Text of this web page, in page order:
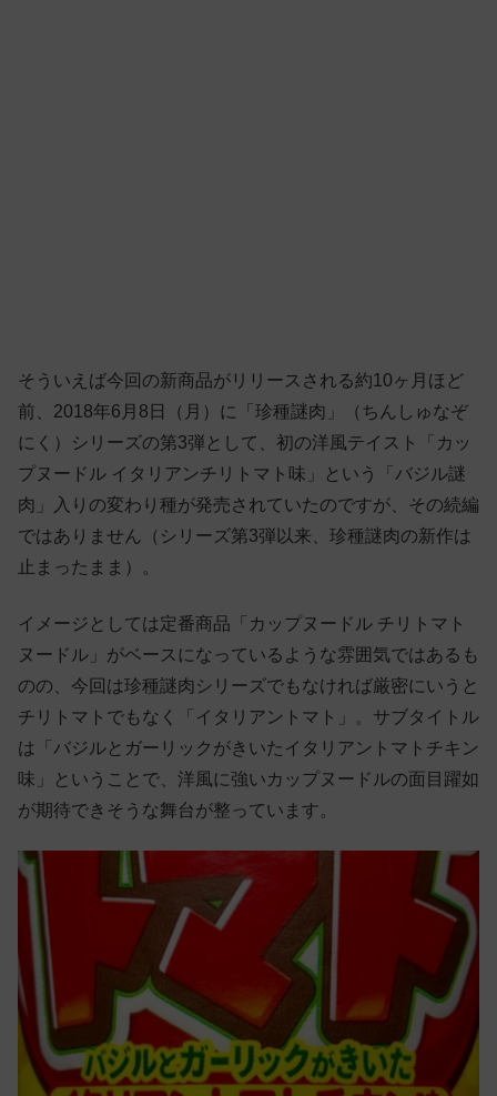
そういえば今回の新商品がリリースされる約10ヶ月ほど
前、2018年6月8日（月）に「珍種謎肉」（ちんしゅなぞ
にく）シリーズの第3弾として、初の洋風テイスト「カッ
プヌードル イタリアンチリトマト味」という「バジル謎
肉」入りの変わり種が発売されていたのですが、その続編
ではありません（シリーズ第3弾以来、珍種謎肉の新作は
止まったまま）。
イメージとしては定番商品「カップヌードル チリトマト
ヌードル」がベースになっているような雰囲気ではあるも
のの、今回は珍種謎肉シリーズでもなければ厳密にいうと
チリトマトでもなく「イタリアントマト」。サブタイトル
は「バジルとガーリックがきいたイタリアントマトチキン
味」ということで、洋風に強いカップヌードルの面目躍如
が期待できそうな舞台が整っています。